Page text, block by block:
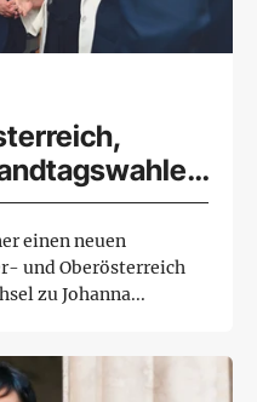
einen neuen
und Oberösterreich
zu Johanna...